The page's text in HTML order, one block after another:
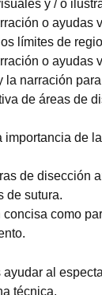
y / o
o ayudas
límites de
o ayudas
la narración
de áreas de
importancia de
de disección
de sutura.
como
al
técnica.